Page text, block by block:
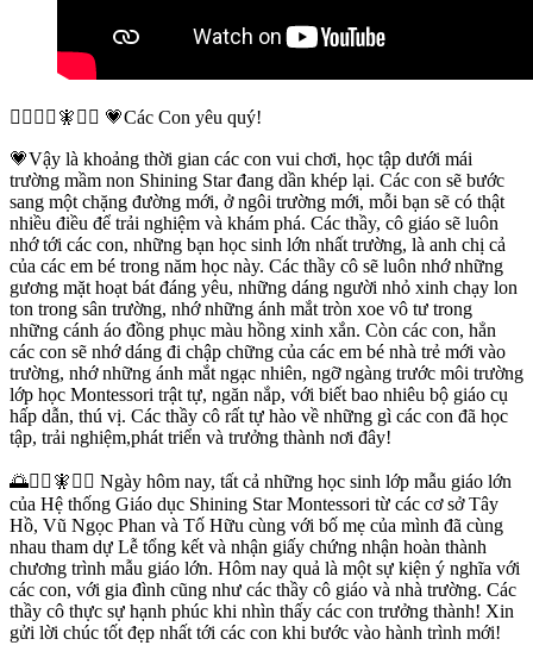
🧚‍♀️🧚‍♀🧚🧚‍♂️ 💗Các Con yêu quý!
💗Vậy là khoảng thời gian các con vui chơi, học tập dưới mái
trường mầm non Shining Star đang dần khép lại. Các con sẽ bước
sang một chặng đường mới, ở ngôi trường mới, mỗi bạn sẽ có thật
nhiều điều để trải nghiệm và khám phá. Các thầy, cô giáo sẽ luôn
nhớ tới các con, những bạn học sinh lớn nhất trường, là anh chị cả
của các em bé trong năm học này. Các thầy cô sẽ luôn nhớ những
gương mặt hoạt bát đáng yêu, những dáng người nhỏ xinh chạy lon
ton trong sân trường, nhớ những ánh mắt tròn xoe vô tư trong
những cánh áo đồng phục màu hồng xinh xắn. Còn các con, hẳn
các con sẽ nhớ dáng đi chập chững của các em bé nhà trẻ mới vào
trường, nhớ những ánh mắt ngạc nhiên, ngỡ ngàng trước môi trường
lớp học Montessori trật tự, ngăn nắp, với biết bao nhiêu bộ giáo cụ
hấp dẫn, thú vị. Các thầy cô rất tự hào về những gì các con đã học
tập, trải nghiệm,phát triển và trưởng thành nơi đây!
🌅🧚‍♀️🧚🧚‍♂️ Ngày hôm nay, tất cả những học sinh lớp mẫu giáo lớn
của Hệ thống Giáo dục Shining Star Montessori từ các cơ sở Tây
Hồ, Vũ Ngọc Phan và Tố Hữu cùng với bố mẹ của mình đã cùng
nhau tham dự Lễ tổng kết và nhận giấy chứng nhận hoàn thành
chương trình mẫu giáo lớn. Hôm nay quả là một sự kiện ý nghĩa với
các con, với gia đình cũng như các thầy cô giáo và nhà trường. Các
thầy cô thực sự hạnh phúc khi nhìn thấy các con trưởng thành! Xin
gửi lời chúc tốt đẹp nhất tới các con khi bước vào hành trình mới!